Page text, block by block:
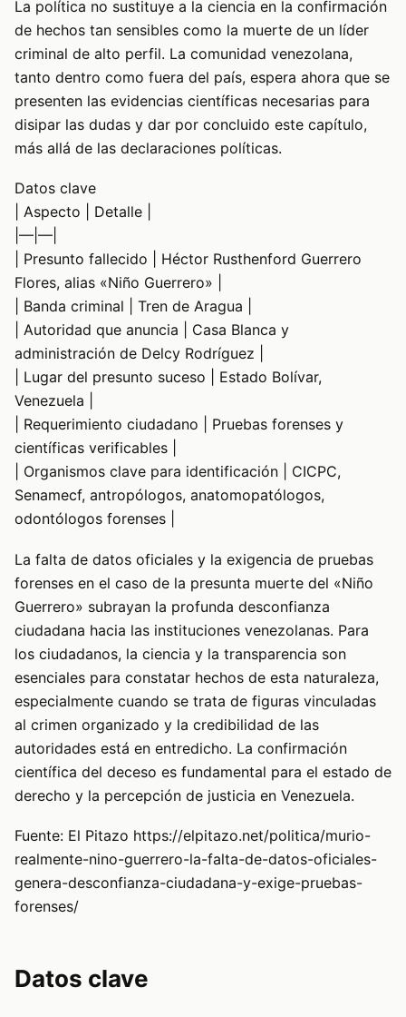
La política no sustituye a la ciencia en la confirmación
de hechos tan sensibles como la muerte de un líder
criminal de alto perfil. La comunidad venezolana,
tanto dentro como fuera del país, espera ahora que se
presenten las evidencias científicas necesarias para
disipar las dudas y dar por concluido este capítulo,
más allá de las declaraciones políticas.
Datos clave
| Aspecto | Detalle |
|—|—|
| Presunto fallecido | Héctor Rusthenford Guerrero
Flores, alias «Niño Guerrero» |
| Banda criminal | Tren de Aragua |
| Autoridad que anuncia | Casa Blanca y
administración de Delcy Rodríguez |
| Lugar del presunto suceso | Estado Bolívar,
Venezuela |
| Requerimiento ciudadano | Pruebas forenses y
científicas verificables |
| Organismos clave para identificación | CICPC,
Senamecf, antropólogos, anatomopatólogos,
odontólogos forenses |
La falta de datos oficiales y la exigencia de pruebas
forenses en el caso de la presunta muerte del «Niño
Guerrero» subrayan la profunda desconfianza
ciudadana hacia las instituciones venezolanas. Para
los ciudadanos, la ciencia y la transparencia son
esenciales para constatar hechos de esta naturaleza,
especialmente cuando se trata de figuras vinculadas
al crimen organizado y la credibilidad de las
autoridades está en entredicho. La confirmación
científica del deceso es fundamental para el estado de
derecho y la percepción de justicia en Venezuela.
Fuente: El Pitazo https://elpitazo.net/politica/murio-
realmente-nino-guerrero-la-falta-de-datos-oficiales-
genera-desconfianza-ciudadana-y-exige-pruebas-
forenses/
Datos clave